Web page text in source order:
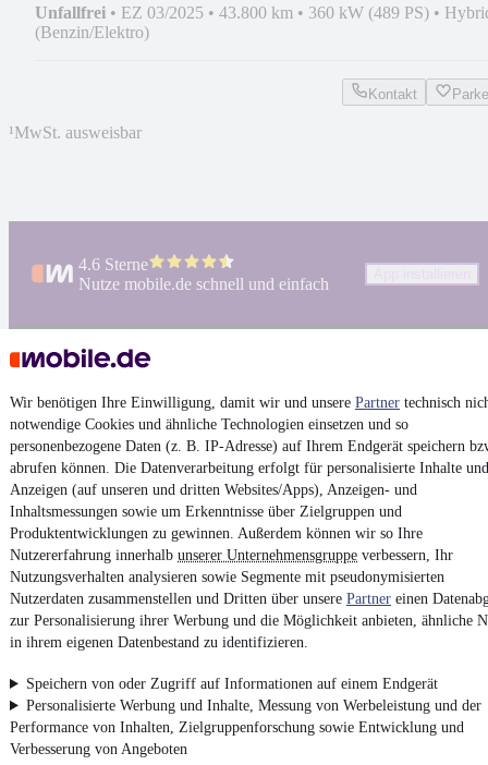
Wir benötigen Ihre Einwilligung, damit wir und unsere Partner technisch
notwendige Cookies und ähnliche Technologien einsetzen und so
personenbezogene Daten (z. B. IP-Adresse) auf Ihrem Endgerät speichern
abrufen können. Die Datenverarbeitung erfolgt für personalisierte Inhalte und
Anzeigen (auf unseren und dritten Websites/Apps), Anzeigen- und
Inhaltsmessungen sowie um Erkenntnisse über Zielgruppen und
Produktentwicklungen zu gewinnen. Außerdem können wir so Ihre
Nutzererfahrung innerhalb unserer Unternehmensgruppe verbessern, Ihr
Nutzungsverhalten analysieren sowie Segmente mit pseudonymisierten
Nutzerdaten zusammenstellen und Dritten über unsere Partner einen
zur Personalisierung ihrer Werbung und die Möglichkeit anbieten, ähnliche
in ihrem eigenen Datenbestand zu identifizieren.
Speichern von oder Zugriff auf Informationen auf einem Endgerät
Personalisierte Werbung und Inhalte, Messung von Werbeleistung und der
Performance von Inhalten, Zielgruppenforschung sowie Entwicklung und
Verbesserung von Angeboten
Unfallfrei • EZ 03/2025 • 43.800 km • 360 kW (489 PS) •
(Benzin/Elektro)
Kontakt
¹MwSt. ausweisbar
4.6 Sterne
Nutze mobile.de schnell und einfach
Impressum
AGB
Vertrag widerrufen
Datenschutz
Datenschutzeinstellungen
Erklärung zur Barrierefreiheit
Report Security Vulnerability (English)
Powered by
Von Auto verkaufen überE-BikesundGebrauchtwagen
Besuche mobile.de